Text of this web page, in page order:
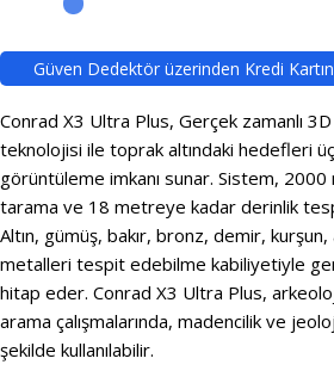
Güven Dedektör üzerinden Kredi
Conrad X3 Ultra Plus, Gerçek zamanlı
teknolojisi ile toprak altındaki hedefleri
görüntüleme imkanı sunar. Sistem,
tarama ve 18 metreye kadar derinlik
Altın, gümüş, bakır, bronz, demir,
metalleri tespit edebilme kabiliyetiyle
hitap eder. Conrad X3 Ultra Plus,
arama çalışmalarında, madencilik ve
şekilde kullanılabilir.